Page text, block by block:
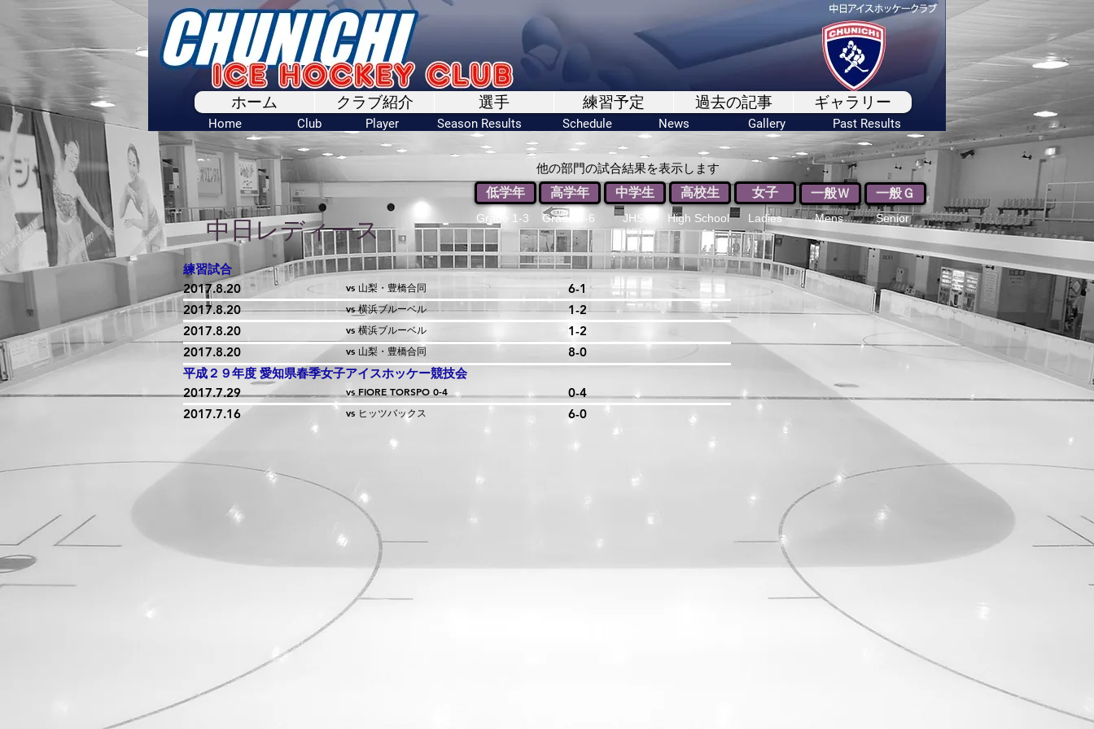
ホーム クラブ紹介 選手 練習予定 過去の記事 ギャラリー
Home Club Player Season Results Schedule News Gallery Past Results
他の部門の試合結果を表示します
中日レディース
低学年
Grade 1-3
高学年 中学生
Grade 4-6 JHS
高校生 女子
High School Ladies
一般Ｗ
Mens
一般Ｇ
Senior
練習試合
2017.8.20
vs 山梨・豊橋合同
6-1
2017.8.20
vs 横浜ブルーベル
1-2
2017.8.20
vs 横浜ブルーベル
1-2
2017.8.20
vs 山梨・豊橋合同
8-0
平成２９年度 愛知県春季女子アイスホッケー競技会
2017.7.29
vs FIORE TORSPO 0-4
0-4
2017.7.16
vs ヒッツバックス 6-0